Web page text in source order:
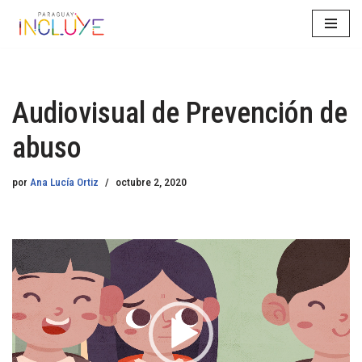
Audiovisual de Prevención de
abuso
por Ana Lucía Ortiz octubre 2, 2020
R
e
p
o